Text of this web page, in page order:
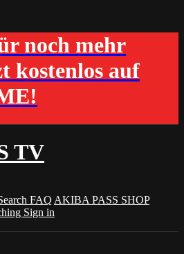
noch mehr
kostenlos auf
TV
FAQ AKIBA PASS SHOP
Sign in